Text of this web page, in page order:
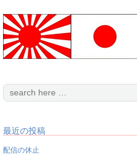
最近の投稿
配信の休止